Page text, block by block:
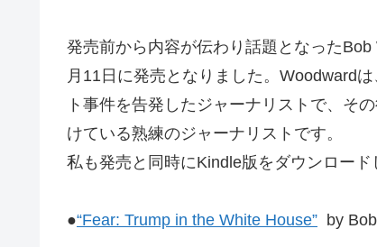
発売前から内容が伝わり話題となった
月11日に発売となりました。Woodward
ト事件を告発したジャーナリストで、そ
けている熟練のジャーナリストです。
私も発売と同時にKindle版をダウンロー
●“Fear: Trump in the White House” by